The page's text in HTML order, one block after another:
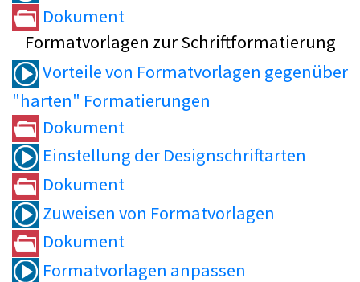
Dokument
Formatvorlagen zur Schriftformatierung
Vorteile von Formatvorlagen gegenüber
"harten" Formatierungen
Dokument
Einstellung der Designschriftarten
Dokument
Zuweisen von Formatvorlagen
Dokument
Formatvorlagen anpassen